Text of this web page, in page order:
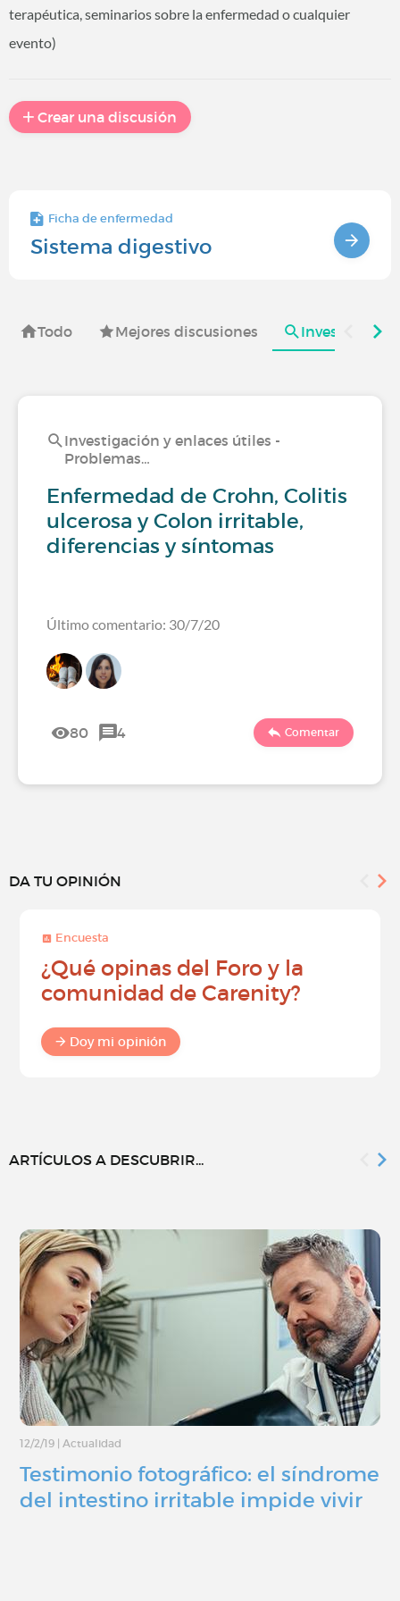
terapéutica, seminarios sobre la enfermedad o cualquier
evento)
Crear una discusión
Ficha de enfermedad
Sistema digestivo
Todo Mejores discusiones Investigación
Investigación y enlaces útiles -
Problemas…
Enfermedad de Crohn, Colitis
ulcerosa y Colon irritable,
diferencias y síntomas
Último comentario: 30/7/20
80 4 Comentar
DA TU OPINIÓN
Encuesta
¿Qué opinas del Foro y la
comunidad de Carenity?
Doy mi opinión
ARTÍCULOS A DESCUBRIR...
12/2/19 Actualidad
Testimonio fotográfico: el síndrome
del intestino irritable impide vivir